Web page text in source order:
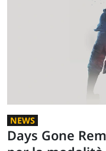
NEWS
Days Gone